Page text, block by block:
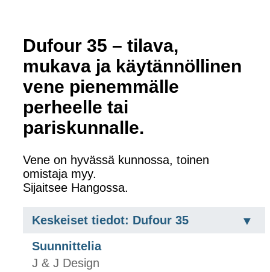
Dufour 35 – tilava,
mukava ja käytännöllinen
vene pienemmälle
perheelle tai
pariskunnalle.
Vene on hyvässä kunnossa, toinen
omistaja myy.
Sijaitsee Hangossa.
Keskeiset tiedot: Dufour 35
Suunnittelia
J & J Design